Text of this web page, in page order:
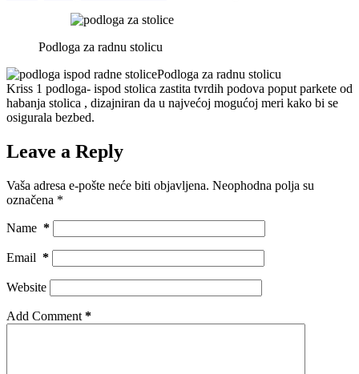
Podloga za radnu stolicu
Podloga za radnu stolicu
Kriss 1 podloga- ispod stolica zastita tvrdih podova poput parkete od
habanja stolica , dizajniran da u najvećoj mogućoj meri kako bi se
osigurala bezbed.
Leave a Reply
Vaša adresa e-pošte neće biti objavljena. Neophodna polja su
označena *
Name *
Email *
Website
Add Comment *